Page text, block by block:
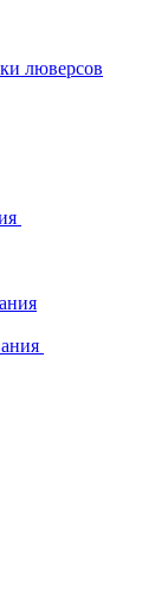
люверсов